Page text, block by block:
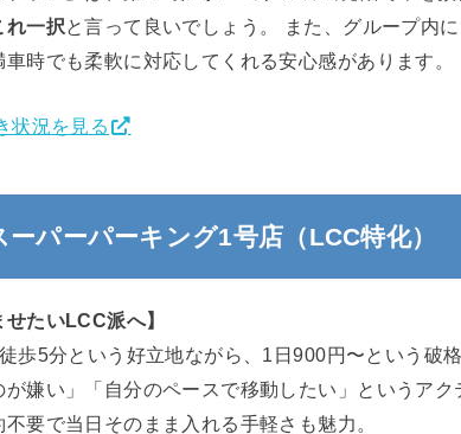
れ一択と言って良いでしょう。 また、グループ内
時でも柔軟に対応してくれる安心感があります。
状況を見る
ーパーパーキング1号店（LCC特化）
せたいLCC派へ】
歩5分という好立地ながら、1日900円〜という破格
が嫌い」「自分のペースで移動したい」というア
要で当日そのまま入れる手軽さも魅力。